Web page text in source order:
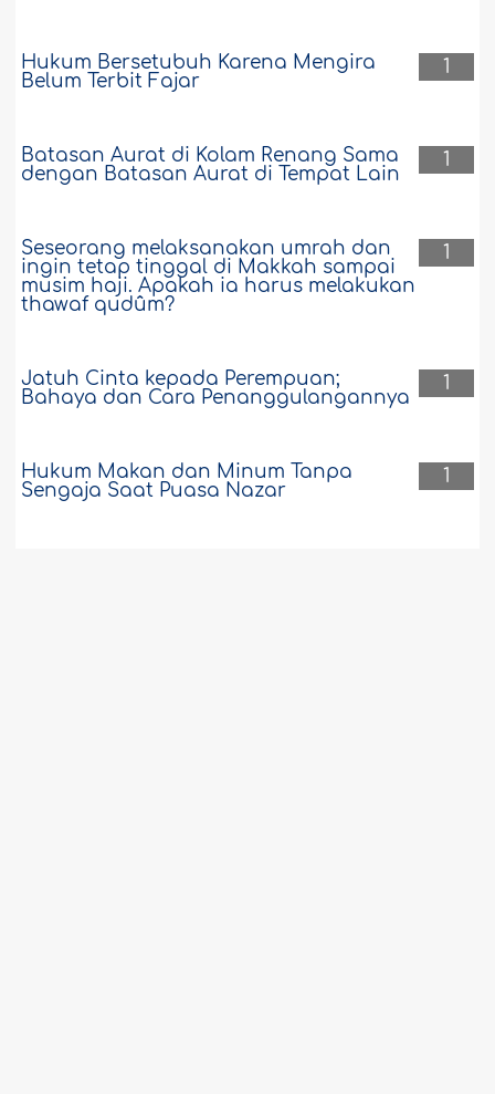
1
Hukum Bersetubuh Karena Mengira
Belum Terbit Fajar
1
Batasan Aurat di Kolam Renang Sama
dengan Batasan Aurat di Tempat Lain
1
Seseorang melaksanakan umrah dan
ingin tetap tinggal di Makkah sampai
musim haji. Apakah ia harus melakukan
thawaf qudûm?
1
Jatuh Cinta kepada Perempuan;
Bahaya dan Cara Penanggulangannya
1
Hukum Makan dan Minum Tanpa
Sengaja Saat Puasa Nazar